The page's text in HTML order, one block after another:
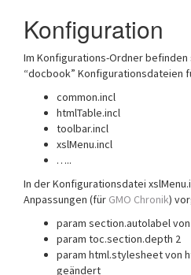
Konfiguration
Im Konfigurations-Ordner
“docbook” Konfigurationsdateien
common.incl
htmlTable.incl
toolbar.incl
xslMenu.incl
…..
In der Konfigurationsdatei
Anpassungen (für GMO Chronik)
param section.autolabel
param toc.section.depth 2
param html.stylesheet von
geändert